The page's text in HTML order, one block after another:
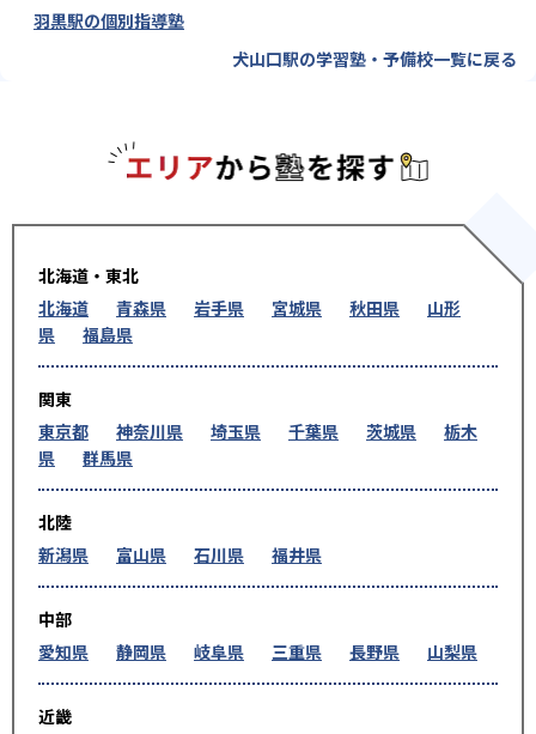
羽黒駅の個別指導塾
犬山口駅の学習塾・予備校一覧に戻る
北海道・東北
北海道
青森県 岩手県 宮城県 秋田県
山形
県
福島県
関東
東京都
神奈川県 埼玉県 千葉県 茨城県
栃木
県
群馬県
北陸
新潟県
富山県 石川県 福井県
中部
愛知県
静岡県 岐阜県 三重県 長野県 山梨県
近畿